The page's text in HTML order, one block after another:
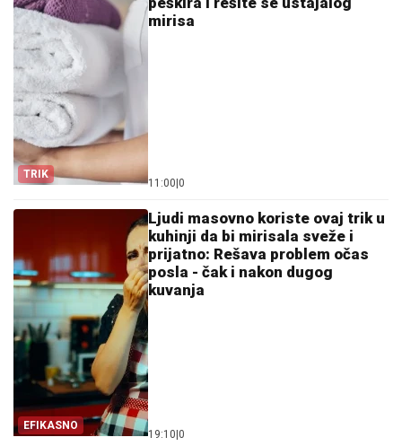
TRIK
mirisa
11:00 0
EFIKASNO
Ljudi masovno koriste ovaj trik u
kuhinji da bi mirisala sveže i
prijatno: Rešava problem očas
posla - čak i nakon dugog
kuvanja
19:10 0